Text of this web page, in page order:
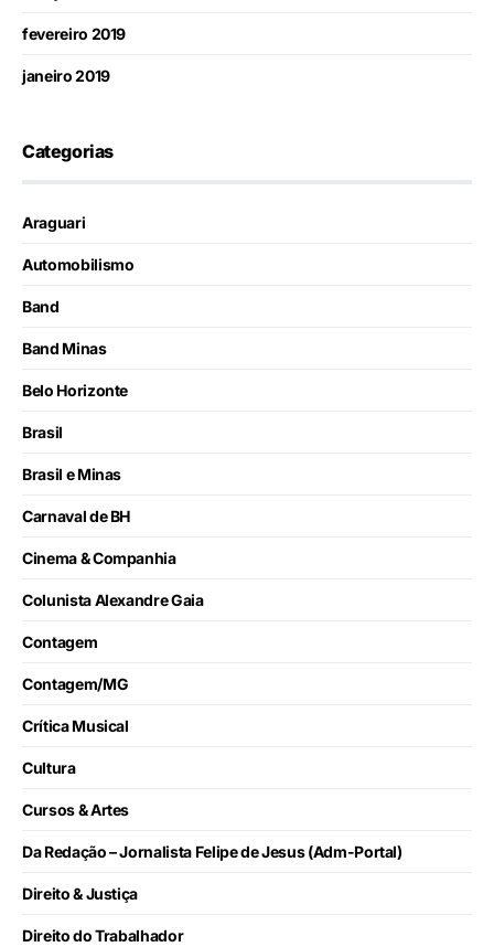
fevereiro 2019
janeiro 2019
Categorias
Araguari
Automobilismo
Band
Band Minas
Belo Horizonte
Brasil
Brasil e Minas
Carnaval de BH
Cinema & Companhia
Colunista Alexandre Gaia
Contagem
Contagem/MG
Crítica Musical
Cultura
Cursos & Artes
Da Redação – Jornalista Felipe de Jesus (Adm-Portal)
Direito & Justiça
Direito do Trabalhador